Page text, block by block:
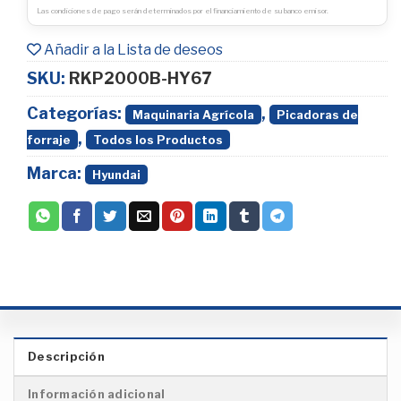
Las condiciones de pago serán determinados por el financiamiento de su banco emisor.
Añadir a la Lista de deseos
SKU: RKP2000B-HY67
Categorías:
Maquinaria Agrícola ,
Picadoras de
forraje
, Todos los Productos
Marca: Hyundai
Descripción
Información adicional